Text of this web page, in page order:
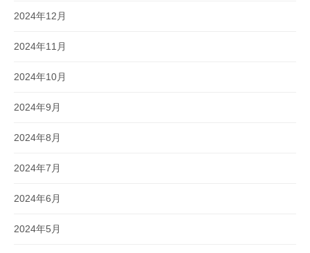
2024年12月
2024年11月
2024年10月
2024年9月
2024年8月
2024年7月
2024年6月
2024年5月